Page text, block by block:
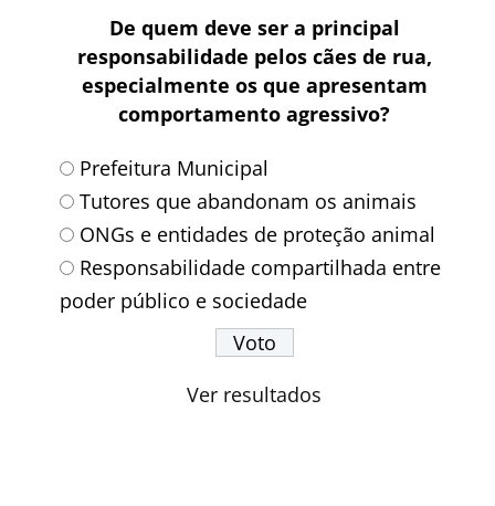
De quem deve ser a principal
responsabilidade pelos cães de rua,
especialmente os que apresentam
comportamento agressivo?
Prefeitura Municipal
Tutores que abandonam os animais
ONGs e entidades de proteção animal
Responsabilidade compartilhada entre
poder público e sociedade
Ver resultados